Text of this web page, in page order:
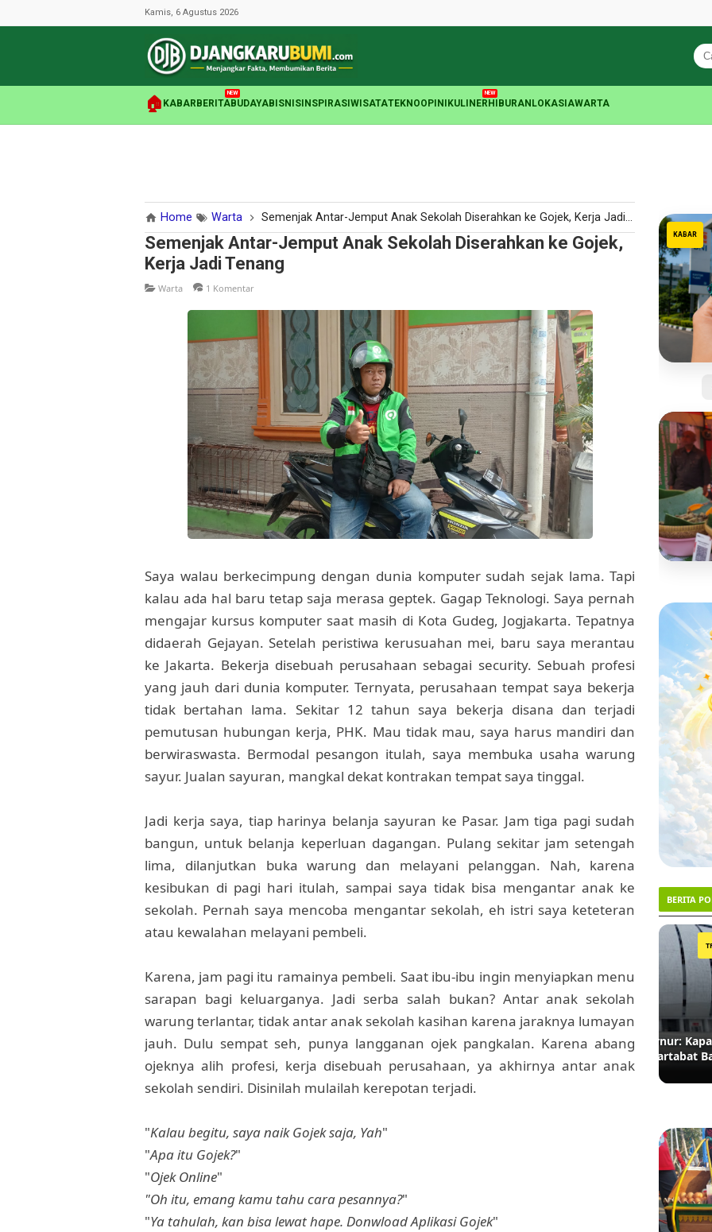
Kamis, 6 Agustus 2026
🏠 KABAR BERITA
NEW
BUDAYABISNIS INSPIRASI WISATATEKNOOPINI KULINER
NEW
HIBURAN LOKASIAWARTA
Home Warta Semenjak Antar-Jemput Anak Sekolah Diserahkan ke Gojek, Kerja Jadi Tenang
Semenjak Antar-Jemput Anak Sekolah Diserahkan ke Gojek,
Kerja Jadi Tenang
Warta 1 Komentar
Saya walau berkecimpung dengan dunia komputer sudah sejak lama. Tapi
kalau ada hal baru tetap saja merasa geptek. Gagap Teknologi. Saya pernah
mengajar kursus komputer saat masih di Kota Gudeg, Jogjakarta. Tepatnya
didaerah Gejayan. Setelah peristiwa kerusuahan mei, baru saya merantau
ke Jakarta. Bekerja disebuah perusahaan sebagai security. Sebuah profesi
yang jauh dari dunia komputer. Ternyata, perusahaan tempat saya bekerja
tidak bertahan lama. Sekitar 12 tahun saya bekerja disana dan terjadi
pemutusan hubungan kerja, PHK. Mau tidak mau, saya harus mandiri dan
berwiraswasta. Bermodal pesangon itulah, saya membuka usaha warung
sayur. Jualan sayuran, mangkal dekat kontrakan tempat saya tinggal.
Jadi kerja saya, tiap harinya belanja sayuran ke Pasar. Jam tiga pagi sudah
bangun, untuk belanja keperluan dagangan. Pulang sekitar jam setengah
lima, dilanjutkan buka warung dan melayani pelanggan. Nah, karena
kesibukan di pagi hari itulah, sampai saya tidak bisa mengantar anak ke
sekolah. Pernah saya mencoba mengantar sekolah, eh istri saya keteteran
atau kewalahan melayani pembeli.
Karena, jam pagi itu ramainya pembeli. Saat ibu-ibu ingin menyiapkan menu
sarapan bagi keluarganya. Jadi serba salah bukan? Antar anak sekolah
warung terlantar, tidak antar anak sekolah kasihan karena jaraknya lumayan
jauh. Dulu sempat seh, punya langganan ojek pangkalan. Karena abang
ojeknya alih profesi, kerja disebuah perusahaan, ya akhirnya antar anak
sekolah sendiri. Disinilah mulailah kerepotan terjadi.
"Kalau begitu, saya naik Gojek saja, Yah"
"Apa itu Gojek?"
"Ojek Online"
"Oh itu, emang kamu tahu cara pesannya?"
"Ya tahulah, kan bisa lewat hape. Donwload Aplikasi Gojek"
KABAR
Kartu
Tanpa
yang
BERITA
Menanti Ketegasan Gubernur: Kapan Nama
JIS Dinasionalkan demi Martabat Bahasa?
Lahan